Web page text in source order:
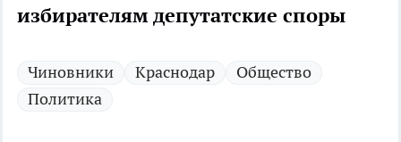
избирателям депутатские споры
Чиновники Краснодар
Общество
Политика